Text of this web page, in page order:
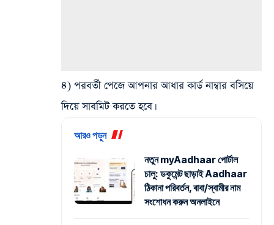
৪) পরবর্তী পেজে আপনার আধার কার্ড নাম্বার বসিয়ে
দিয়ে সাবমিট করতে হবে।
আরও পড়ুন
নতুন myAadhaar পোর্টাল
চালু: ডকুমেন্ট ছাড়াই Aadhaar
ঠিকানা পরিবর্তন, বাবা/স্বামীর নাম
সংশোধন করুন অনলাইনে